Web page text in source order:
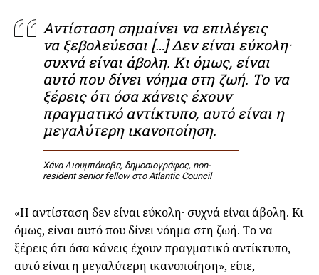
Αντίσταση σημαίνει να επιλέγεις
να ξεβολεύεσαι […] Δεν είναι εύκολη·
συχνά είναι άβολη. Κι όμως, είναι
αυτό που δίνει νόημα στη ζωή. Το να
ξέρεις ότι όσα κάνεις έχουν
πραγματικό αντίκτυπο, αυτό είναι η
μεγαλύτερη ικανοποίηση.
Χάνα Λιουμπάκοβα, δημοσιογράφος, non-
resident senior fellow στο Atlantic Council
«Η αντίσταση δεν είναι εύκολη· συχνά είναι άβολη. Κι
όμως, είναι αυτό που δίνει νόημα στη ζωή. Το να
ξέρεις ότι όσα κάνεις έχουν πραγματικό αντίκτυπο,
αυτό είναι η μεγαλύτερη ικανοποίηση», είπε,